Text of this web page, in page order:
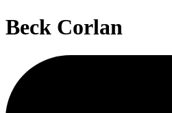
Beck Corlan